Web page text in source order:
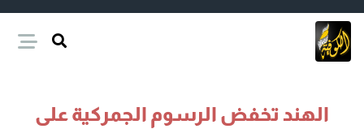
الهند تخفض الرسوم الجمركية على